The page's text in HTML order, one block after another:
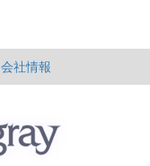
会社情報